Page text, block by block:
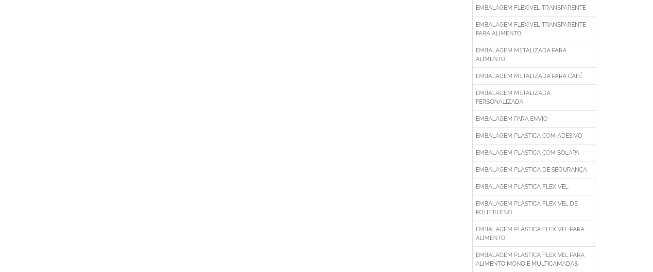
EMBALAGEM FLEXÍVEL TRANSPARENTE
EMBALAGEM FLEXÍVEL TRANSPARENTE
PARA ALIMENTO
EMBALAGEM METALIZADA PARA
ALIMENTO
EMBALAGEM METALIZADA PARA CAFÉ
EMBALAGEM METALIZADA
PERSONALIZADA
EMBALAGEM PARA ENVIO
EMBALAGEM PLÁSTICA COM ADESIVO
EMBALAGEM PLÁSTICA COM SOLAPA
EMBALAGEM PLÁSTICA DE SEGURANÇA
EMBALAGEM PLÁSTICA FLEXÍVEL
EMBALAGEM PLÁSTICA FLEXÍVEL DE
POLIETILENO
EMBALAGEM PLÁSTICA FLEXÍVEL PARA
ALIMENTO
EMBALAGEM PLÁSTICA FLEXÍVEL PARA
ALIMENTO MONO E MULTICAMADAS